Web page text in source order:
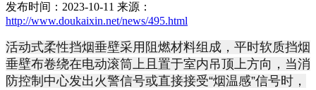
发布时间：2023-10-11 来源：
http://www.doukaixin.net/news/495.html
活动式柔性挡烟垂壁采用阻燃材料组成，平时软质挡烟
垂壁布卷绕在电动滚筒上且置于室内吊顶上方向，当消
防控制中心发出火警信号或直接接受“烟温感”信号时，